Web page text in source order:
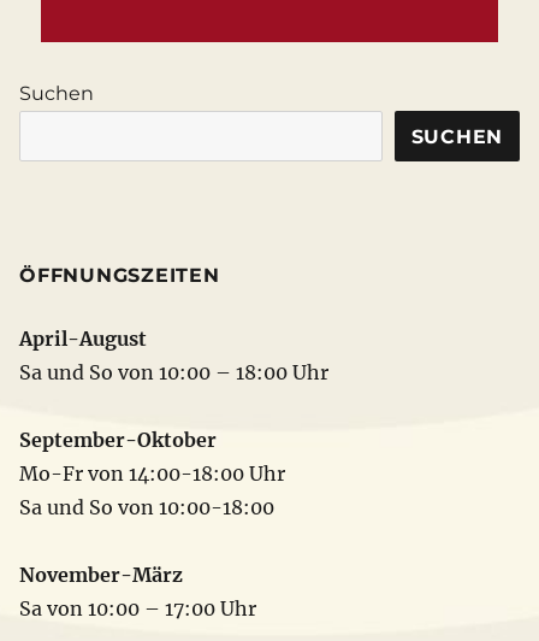
Suchen
SUCHEN
ÖFFNUNGSZEITEN
April-August
Sa und So von 10:00 – 18:00 Uhr
September-Oktober
Mo-Fr von 14:00-18:00 Uhr
Sa und So von 10:00-18:00
November-März
Sa von 10:00 – 17:00 Uhr